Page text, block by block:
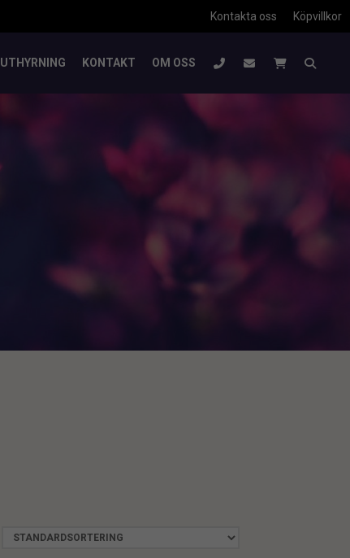
Köpvillkor
Kontakta oss
UTHYRNING KONTAKT OM OSS